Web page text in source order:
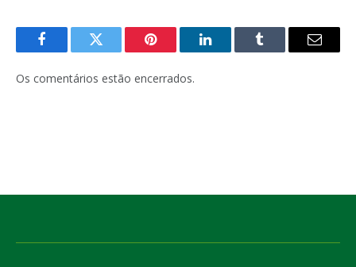
FacebookTwitter Pinterest LinkedInTumblr
E-
Os comentários estão encerrados.